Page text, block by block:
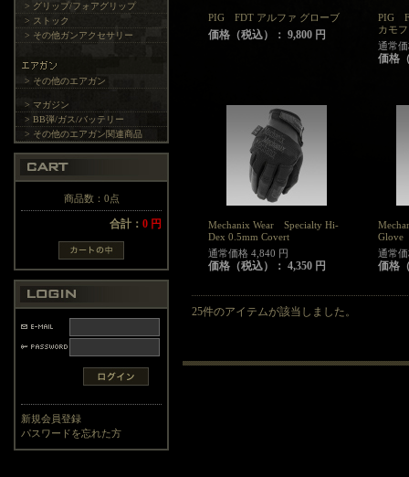
> グリップ/フォアグリップ
> ストック
> その他ガンアクセサリー
> その他のエアガン
> マガジン
> BB弾/ガス/バッテリー
> その他のエアガン関連商品
商品数：0点
合計： 0 円
新規会員登録
パスワードを忘れた方
PIG FDT アルファ グローブ
価格（税込）： 9,800 円
PIG
カモ
通常
価格
Mechanix Wear Specialty Hi-
Dex 0.5mm Covert
通常価格 4,840 円
価格（税込）： 4,350 円
Glove
通常
価格
25件のアイテムが該当しました。